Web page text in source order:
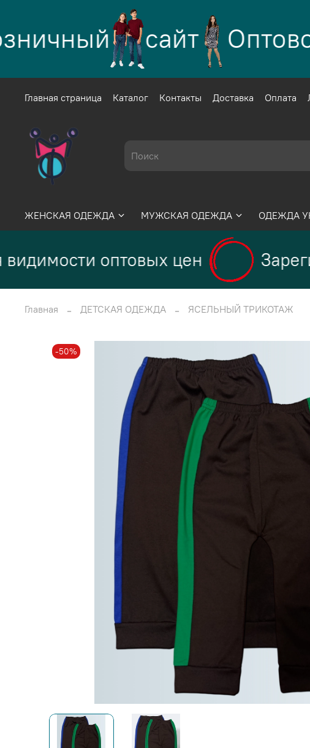
сайт Оптово
Главная страница Каталог Контакты Доставка Оплата
ЖЕНСКАЯ ОДЕЖДА МУЖСКАЯ ОДЕЖДА ОДЕЖДА
оптовых цен
Главная ДЕТСКАЯ ОДЕЖДА ЯСЕЛЬНЫЙ ТРИКОТАЖ
-50%